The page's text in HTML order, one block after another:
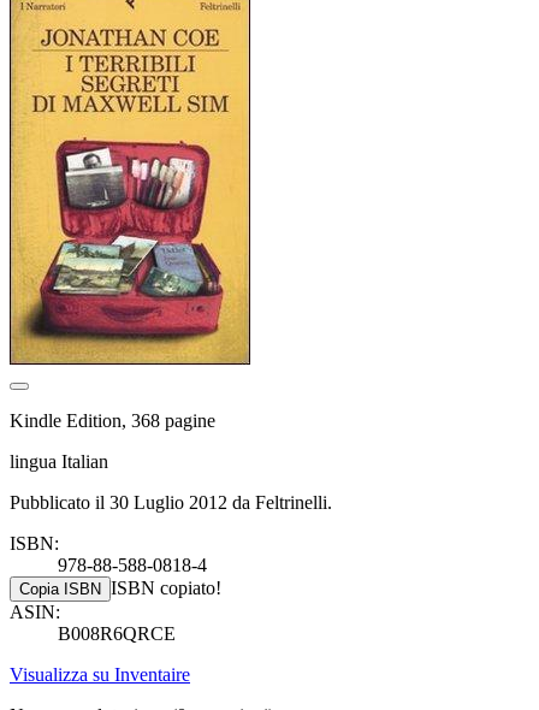
Kindle Edition, 368 pagine
lingua Italian
Pubblicato il 30 Luglio 2012 da Feltrinelli.
ISBN:
978-88-588-0818-4
Copia ISBN ISBN copiato!
ASIN:
B008R6QRCE
Visualizza su Inventaire